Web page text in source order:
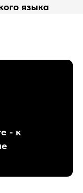
языка
- к